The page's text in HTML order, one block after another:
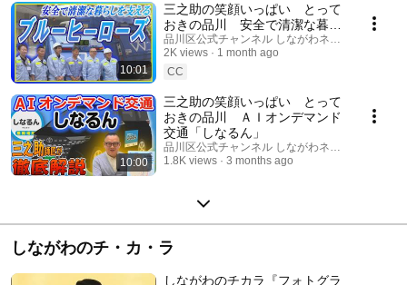
10:01
三之助の笑顔いっぱい とって
おきの品川 安全で清潔な暮ら
しをブルーヒーローズ
品川区公式チャンネル しながわネットTV
2K views
1 month ago
CC
10:00
三之助の笑顔いっぱい とって
おきの品川 ＡＩオンデマンド
交通「しなるん」
品川区公式チャンネル しながわネットTV
1.8K views
3 months ago
しながわのチ・カ・ラ
しながわのチカラ『フォトグラ